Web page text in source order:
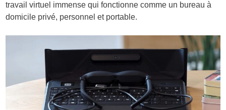
travail virtuel immense qui fonctionne comme un bureau à
domicile privé, personnel et portable.